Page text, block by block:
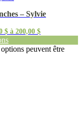
– Sylvie
$ à 200,00 $
peuvent être